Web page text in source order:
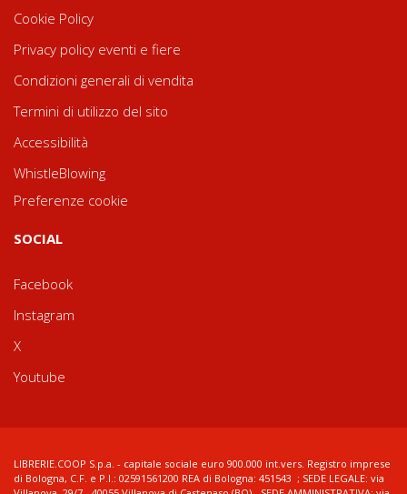
Cookie Policy
Privacy policy eventi e fiere
Condizioni generali di vendita
Termini di utilizzo del sito
Accessibilità
WhistleBlowing
Preferenze cookie
SOCIAL
Facebook
Instagram
X
Youtube
LIBRERIE.COOP S.p.a. - capitale sociale euro 900.000 int.vers. Registro imprese
di Bologna, C.F. e P.I.: 02591561200 REA di Bologna: 451543 ; SEDE LEGALE: via